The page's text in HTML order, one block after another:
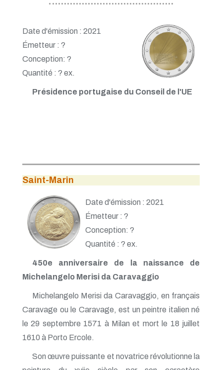
Date d'émission : 2021
Émetteur : ?
Conception: ?
Quantité : ? ex.
Présidence portugaise du Conseil de l'UE
Saint-Marin
Date d'émission : 2021
Émetteur : ?
Conception: ?
Quantité : ? ex.
450e anniversaire de la naissance de
Michelangelo Merisi da Caravaggio
Michelangelo Merisi da Caravaggio, en français
Caravage ou le Caravage, est un peintre italien né
le 29 septembre 1571 à Milan et mort le 18 juillet
1610 à Porto Ercole.
Son œuvre puissante et novatrice révolutionne la